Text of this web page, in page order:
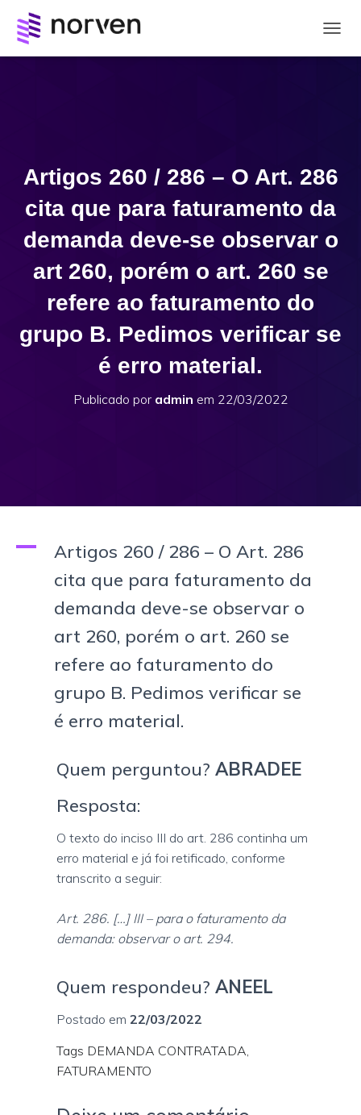
L
A
E
A
Artigos 260 / 286 – O Art. 286
cita que para faturamento da
demanda deve-se observar o
art 260, porém o art. 260 se
refere ao faturamento do
grupo B. Pedimos verificar se
é erro material.
Publicado por admin em 22/03/2022
A
Artigos 260 / 286 – O Art. 286
cita que para faturamento da
demanda deve-se observar o
art 260, porém o art. 260 se
refere ao faturamento do
grupo B. Pedimos verificar se
é erro material.
Quem perguntou? ABRADEE
Resposta:
O texto do inciso III do art. 286 continha um
erro material e já foi retificado, conforme
transcrito a seguir:
Art. 286. […] III – para o faturamento da
demanda: observar o art. 294.
Quem respondeu? ANEEL
Postado em 22/03/2022
Tags DEMANDA CONTRATADA,
FATURAMENTO